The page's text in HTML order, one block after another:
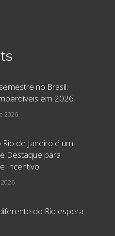
no Brasil:
em 2026
2026
Rio de Janeiro é um
Destaque para
Incentivo
do Rio espera